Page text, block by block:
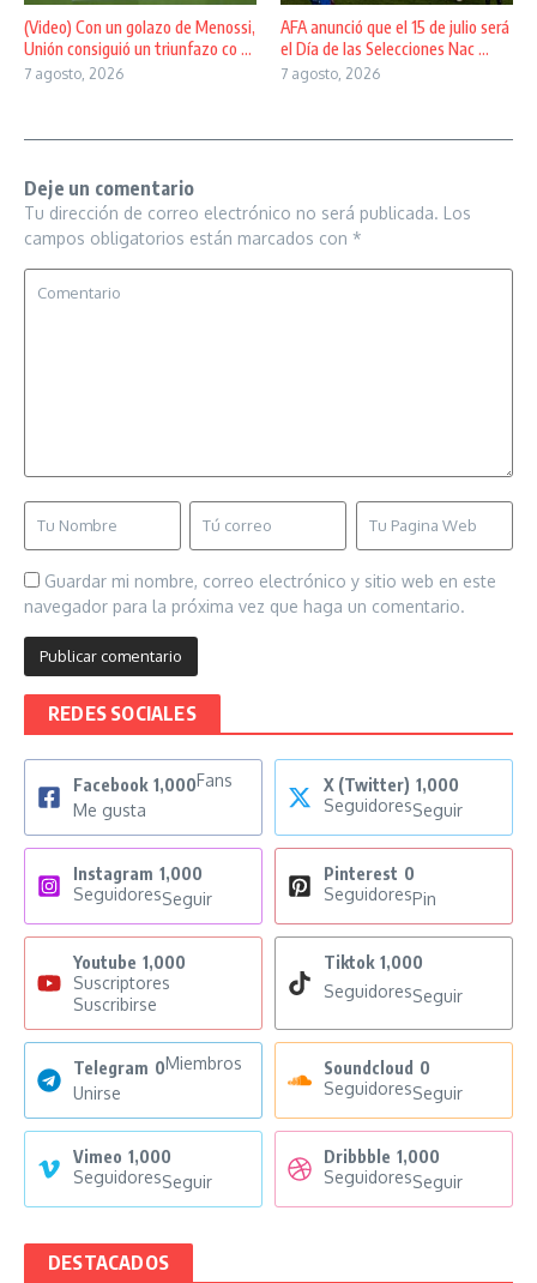
(Video) Con un golazo de Menossi,
Unión consiguió un triunfazo co ...
7 agosto, 2026
AFA anunció que el 15 de julio será
el Día de las Selecciones Nac ...
7 agosto, 2026
Deje un comentario
Tu dirección de correo electrónico no será publicada. Los
campos obligatorios están marcados con *
Guardar mi nombre, correo electrónico y sitio web en este
navegador para la próxima vez que haga un comentario.
REDES SOCIALES
Facebook 1,000Fans
Me gusta
X (Twitter) 1,000
SeguidoresSeguir
Instagram 1,000
SeguidoresSeguir
Pinterest 0
SeguidoresPin
Youtube 1,000
Suscriptores
Suscribirse
Tiktok 1,000
SeguidoresSeguir
Telegram 0Miembros
Unirse
Soundcloud 0
SeguidoresSeguir
Vimeo 1,000
SeguidoresSeguir
Dribbble 1,000
SeguidoresSeguir
DESTACADOS